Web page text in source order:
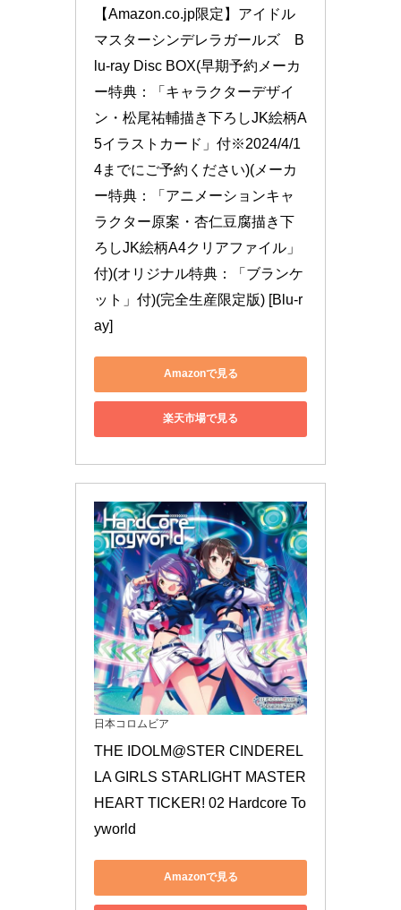
【Amazon.co.jp限定】アイドル
マスターシンデレラガールズ　B
lu-ray Disc BOX(早期予約メーカ
ー特典：「キャラクターデザイ
ン・松尾祐輔描き下ろしJK絵柄A
5イラストカード」付※2024/4/1
4までにご予約ください)(メーカ
ー特典：「アニメーションキャ
ラクター原案・杏仁豆腐描き下
ろしJK絵柄A4クリアファイル」
付)(オリジナル特典：「ブランケ
ット」付)(完全生産限定版) [Blu-r
ay]
Amazonで見る
楽天市場で見る
日本コロムビア
THE IDOLM@STER CINDEREL
LA GIRLS STARLIGHT MASTER
HEART TICKER! 02 Hardcore To
yworld
Amazonで見る